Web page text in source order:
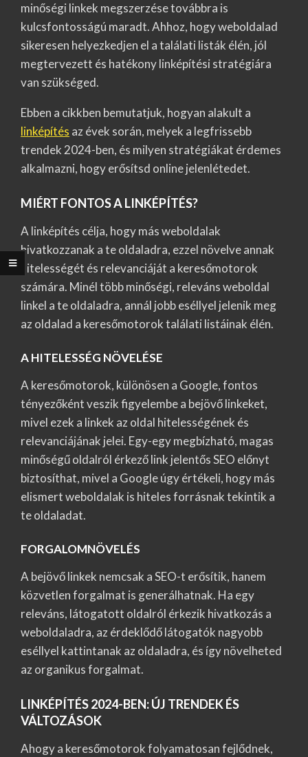
minőségi linkek megszerzése továbbra is
kulcsfontosságú maradt. Ahhoz, hogy weboldalad
sikeresen helyezkedjen el a találati listák élén, jól
megtervezett és hatékony linképítési stratégiára
van szükséged.
Ebben a cikkben bemutatjuk, hogyan alakult a
linképítés az évek során, melyek a legfrissebb
trendek 2024-ben, és milyen stratégiákat érdemes
alkalmazni, hogy erősítsd online jelenlétedet.
MIÉRT FONTOS A LINKÉPÍTÉS?
A linképítés célja, hogy más weboldalak
hivatkozzanak a te oldaladra, ezzel növelve annak
hitelességét és relevanciáját a keresőmotorok
számára. Minél több minőségi, releváns weboldal
linkel a te oldaladra, annál jobb eséllyel jelenik meg
az oldalad a keresőmotorok találati listáinak élén.
A HITELESSÉG NÖVELÉSE
A keresőmotorok, különösen a Google, fontos
tényezőként veszik figyelembe a bejövő linkeket,
mivel ezek a linkek az oldal hitelességének és
relevanciájának jelei. Egy-egy megbízható, magas
minőségű oldalról érkező link jelentős SEO előnyt
biztosíthat, mivel a Google úgy értékeli, hogy más
elismert weboldalak is hiteles forrásnak tekintik a
te oldaladat.
FORGALOMNÖVELÉS
A bejövő linkek nemcsak a SEO-t erősítik, hanem
közvetlen forgalmat is generálhatnak. Ha egy
releváns, látogatott oldalról érkezik hivatkozás a
weboldaladra, az érdeklődő látogatók nagyobb
eséllyel kattintanak az oldaladra, és így növelheted
az organikus forgalmat.
LINKÉPÍTÉS 2024-BEN: ÚJ TRENDEK ÉS
VÁLTOZÁSOK
Ahogy a keresőmotorok folyamatosan fejlődnek,